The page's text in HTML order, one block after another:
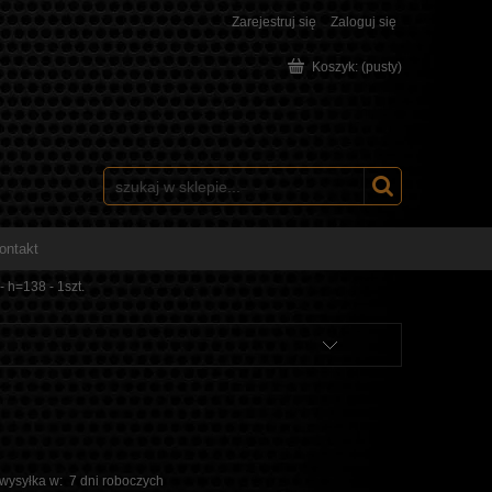
Zarejestruj się Zaloguj się
Koszyk: (pusty)
h=138 - 1szt.
w: 7 dni roboczych